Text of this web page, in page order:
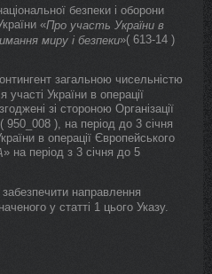
безпеки і оборони
«Про участь України в
миру і безпеки»( 613-14 )
загальною чисельністю
України в операції
зі стороною Організації
950_008 ), на період до 3 січня
в операції Європейського
» на період з 3 січня до 5
забезпечити направлення
у статті 1 цього Указу.